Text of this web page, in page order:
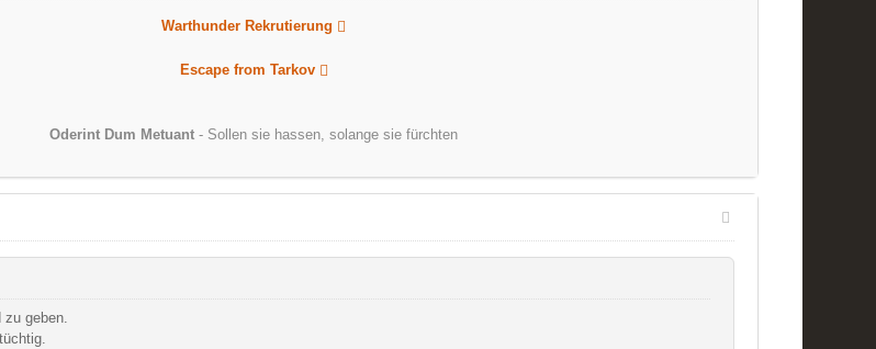
Warthunder Rekrutierung
Escape from Tarkov
Oderint Dum Metuant - Sollen sie hassen, solange sie fürchten
geben.